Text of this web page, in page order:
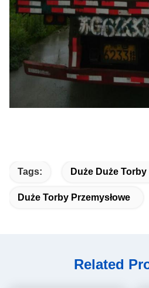
Tags: Duże Duże Torby
Duże Torby Przemysłowe
Related